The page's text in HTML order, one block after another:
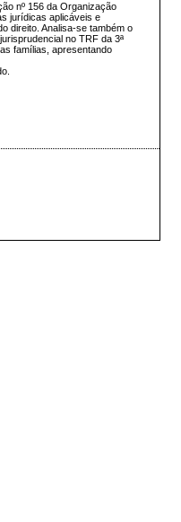
nº 156 da Organização
jurídicas aplicáveis e
direito. Analisa-se também o
no TRF da 3ª
famílias, apresentando